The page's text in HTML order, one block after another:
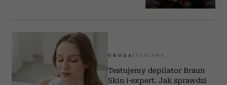
otrzymanymi od Ciebie lub uzyskanymi podczas
korzystania z ich usług.
URODA
Testujemy depilator Braun
Skin i·expert. Jak sprawdzi